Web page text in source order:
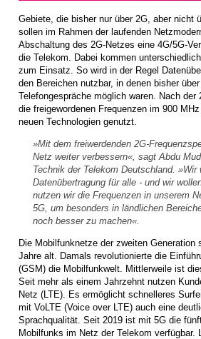
Gebiete, die bisher nur über 2G, aber nicht
sollen im Rahmen der laufenden
Abschaltung des 2G-Netzes eine 4G/5G-
die Telekom. Dabei kommen
zum Einsatz. So wird in der Regel
den Bereichen nutzbar, in denen bisher
Telefongespräche möglich waren. Nach der
die freigewordenen Frequenzen im 900
neuen Technologien genutzt.
»Mit dem freiwerdenden 2G-
Netz weiter verbessern«, sagt Abdu
Technik der Telekom Deutschland. »Wir
Datenübertragung für alle - und wir
nutzen wir die Frequenzen in unserem
5G, um besonders in ländlichen
noch besser zu machen«.
Die Mobilfunknetze der zweiten Generation
Jahre alt. Damals revolutionierte die
(GSM) die Mobilfunkwelt. Mittlerweile ist
Seit mehr als einem Jahrzehnt nutzen
Netz (LTE). Es ermöglicht schnelleres
mit VoLTE (Voice over LTE) auch eine
Sprachqualität. Seit 2019 ist mit 5G die
Mobilfunks im Netz der Telekom verfügbar.